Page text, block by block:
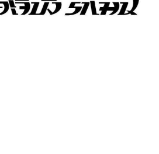
Hachiban Ramen